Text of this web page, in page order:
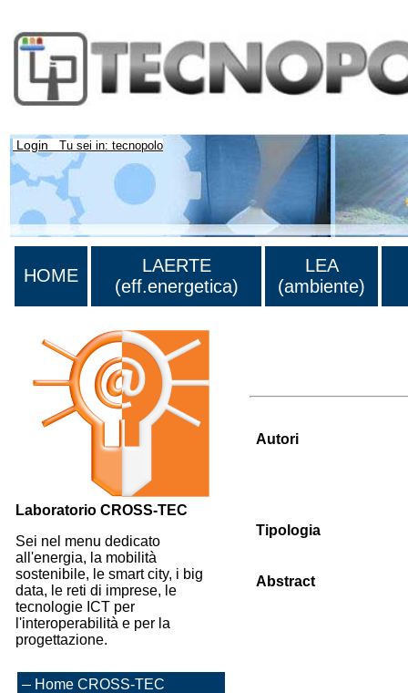
Login Tu sei in: tecnopolo
HOME
LAERTE
(eff.energetica)
LEA
(ambiente)
Laboratorio CROSS-TEC
Sei nel menu dedicato
all'energia, la mobilità
sostenibile, le smart city, i big
data, le reti di imprese, le
tecnologie ICT per
l'interoperabilità e per la
progettazione.
Home CROSS-TEC
Autori
Tipologia
Abstract